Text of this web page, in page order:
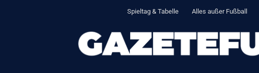
Spieltag & Tabelle Alles außer Fußball